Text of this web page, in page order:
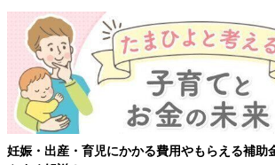
かかる費用やもらえる補助金・助成金をわかり